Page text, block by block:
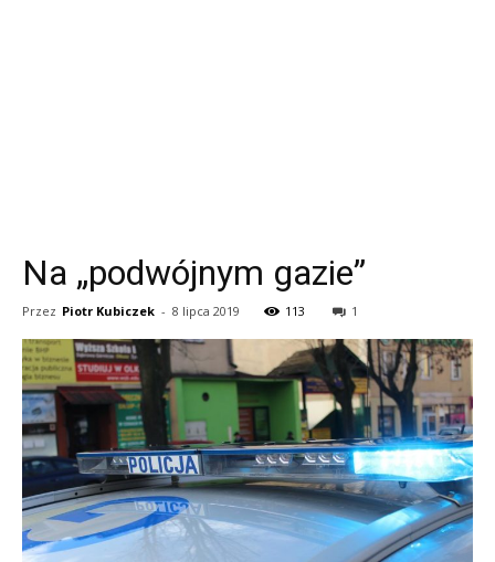
Na „podwójnym gazie”
Przez Piotr Kubiczek - 8 lipca 2019 113 1